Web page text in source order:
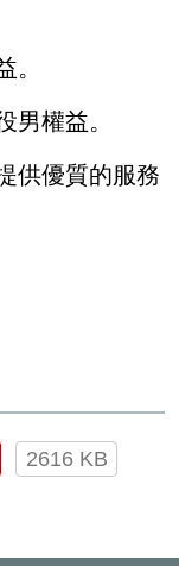
。
男權益。
供優質的服務
2616 KB